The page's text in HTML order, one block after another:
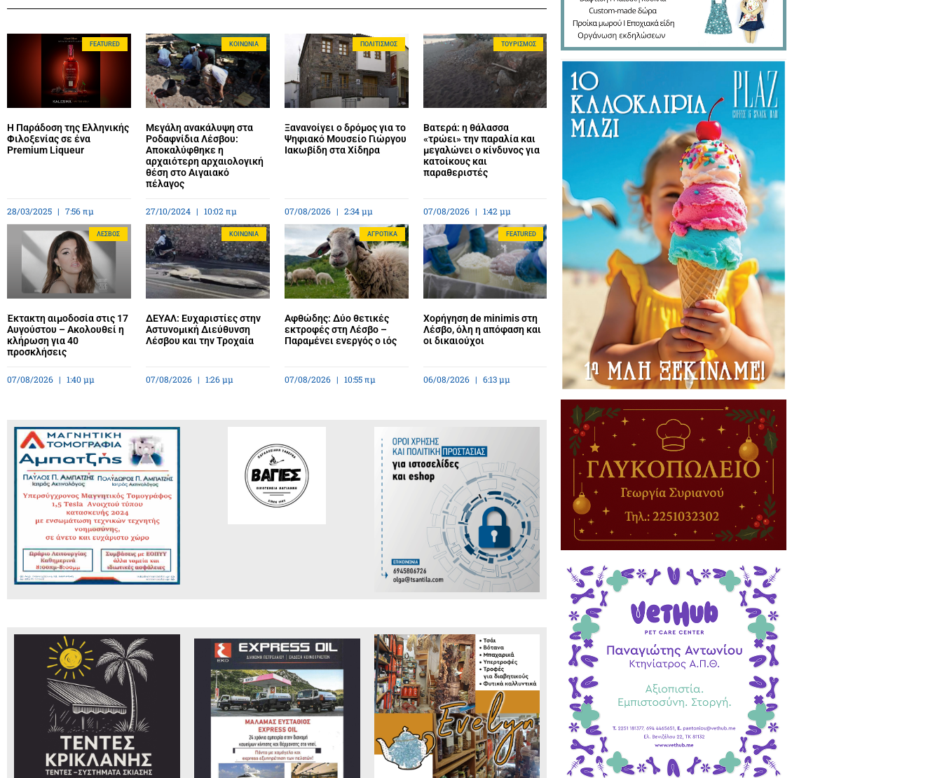
FEATURED
Η Παράδοση της Ελληνικής
Φιλοξενίας σε ένα
Premium Liqueur
28/03/2025 7:56 πμ
ΚΟΙΝΩΝΊΑ
Μεγάλη ανακάλυψη στα
Ροδαφνίδια Λέσβου:
Αποκαλύφθηκε η
αρχαιότερη αρχαιολογική
θέση στο Αιγαιακό
πέλαγος
27/10/2024 10:02 πμ
ΠΟΛΙΤΙΣΜΌΣ
Ξανανοίγει ο δρόμος για το
Ψηφιακό Μουσείο Γιώργου
Ιακωβίδη στα Χίδηρα
07/08/2026 2:34 μμ
ΤΟΥΡΙΣΜΌΣ
Βατερά: η θάλασσα
«τρώει» την παραλία και
μεγαλώνει ο κίνδυνος για
κατοίκους και
παραθεριστές
07/08/2026 1:42 μμ
ΛΈΣΒΟΣ
Έκτακτη αιμοδοσία στις 17
Αυγούστου – Ακολουθεί η
κλήρωση για 40
προσκλήσεις
07/08/2026 1:40 μμ
ΚΟΙΝΩΝΊΑ
ΔΕΥΑΛ: Ευχαριστίες στην
Αστυνομική Διεύθυνση
Λέσβου και την Τροχαία
07/08/2026 1:26 μμ
ΑΓΡΟΤΙΚΆ
Αφθώδης: Δύο θετικές
εκτροφές στη Λέσβο –
Παραμένει ενεργός ο ιός
07/08/2026 10:55 πμ
FEATURED
Χορήγηση de minimis στη
Λέσβο, όλη η απόφαση και
οι δικαιούχοι
06/08/2026 6:13 μμ